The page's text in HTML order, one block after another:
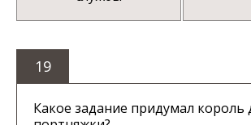
19
Какое задание придумал король